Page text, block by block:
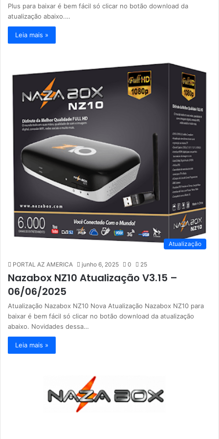
Plus para baixar é bem fácil só clicar no botão download da
atualização abaixo.…
Leia mais »
Atualização
PORTAL AZ AMERICA junho 6, 2025 0 25
Nazabox NZ10 Atualização V3.15 –
06/06/2025
Atualização Nazabox NZ10 Nova Atualização Nazabox NZ10 para
baixar é bem fácil só clicar no botão download da atualização
abaixo. Novidades dessa…
Leia mais »